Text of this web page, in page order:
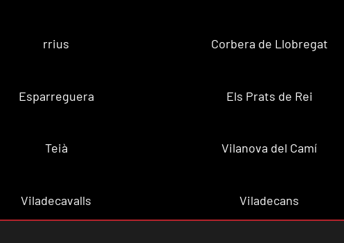
rrius Corbera de Llobregat
Esparreguera Els Prats de Rei
Teià Vilanova del Camí
Viladecavalls Viladecans